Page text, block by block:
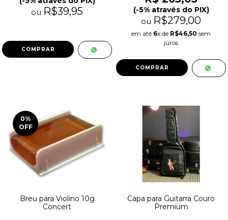
ou R$39,95 (-5% através do PIX)
ou R$279,00
em até 6x de R$46,50 sem
juros
0%
OFF
Breu para Violino 10g
Concert
Capa para Guitarra Couro
Premium